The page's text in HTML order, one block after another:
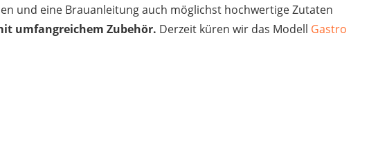
und eine Brauanleitung auch möglichst hochwertige Zutaten
umfangreichem Zubehör. Derzeit küren wir das Modell ‎Gastro